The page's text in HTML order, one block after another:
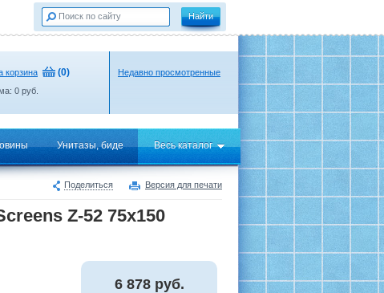
корзина (0)
0 руб.
Недавно просмотренные
Унитазы, биде Весь каталог
Поделиться Версия для печати
Z-52 75x150
6 878 руб.